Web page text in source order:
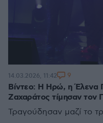
Βίντεο: Η Ηρώ, η Έλενα
Ζαχαράτος τίμησαν τον
Τραγούδησαν μαζί το
14.03.2026, 11:42 9